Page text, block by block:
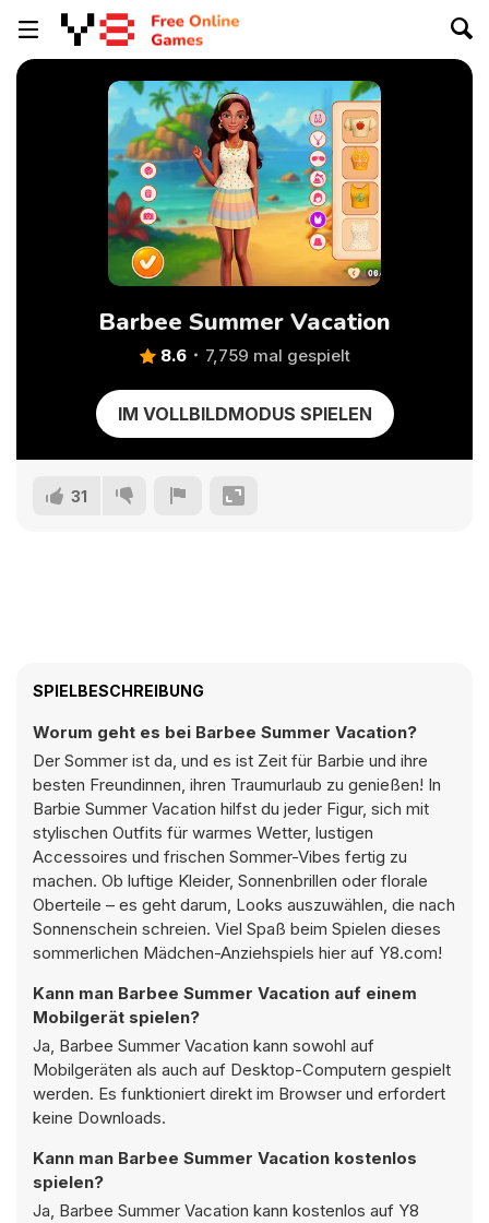
Barbee Summer Vacation
8.6 7,759 mal gespielt
IM VOLLBILDMODUS SPIELEN
31
SPIELBESCHREIBUNG
Worum geht es bei Barbee Summer Vacation?
Der Sommer ist da, und es ist Zeit für Barbie und ihre
besten Freundinnen, ihren Traumurlaub zu genießen! In
Barbie Summer Vacation hilfst du jeder Figur, sich mit
stylischen Outfits für warmes Wetter, lustigen
Accessoires und frischen Sommer-Vibes fertig zu
machen. Ob luftige Kleider, Sonnenbrillen oder florale
Oberteile – es geht darum, Looks auszuwählen, die nach
Sonnenschein schreien. Viel Spaß beim Spielen dieses
sommerlichen Mädchen-Anziehspiels hier auf Y8.com!
Kann man Barbee Summer Vacation auf einem
Mobilgerät spielen?
Ja, Barbee Summer Vacation kann sowohl auf
Mobilgeräten als auch auf Desktop-Computern gespielt
werden. Es funktioniert direkt im Browser und erfordert
keine Downloads.
Kann man Barbee Summer Vacation kostenlos
spielen?
Ja, Barbee Summer Vacation kann kostenlos auf Y8